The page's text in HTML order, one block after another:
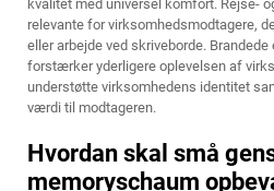
kvalitet med universel komfort. Rejse-
relevante for virksomhedsmodtagere,
eller arbejde ved skriveborde.
forstærker yderligere oplevelsen af
understøtte virksomhedens identitet
værdi til modtageren.
Hvordan skal små
memoryschaum